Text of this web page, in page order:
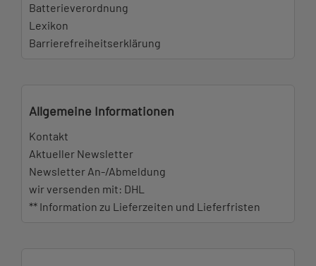
Batterieverordnung
Lexikon
Barrierefreiheitserklärung
Allgemeine Informationen
Kontakt
Aktueller Newsletter
Newsletter An-/Abmeldung
wir versenden mit: DHL
** Information zu Lieferzeiten und Lieferfristen